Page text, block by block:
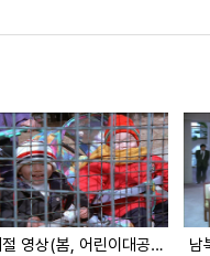
계절 영상(봄, 어린이대공원) (대한뉴스 2000호 수록) 남